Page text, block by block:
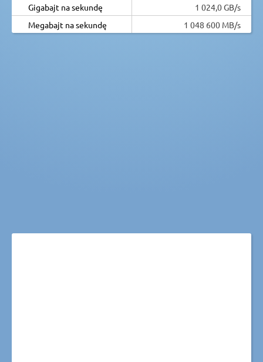
Gigabajt na sekundę
1 024,0 GB/s
Megabajt na sekundę
1 048 600 MB/s